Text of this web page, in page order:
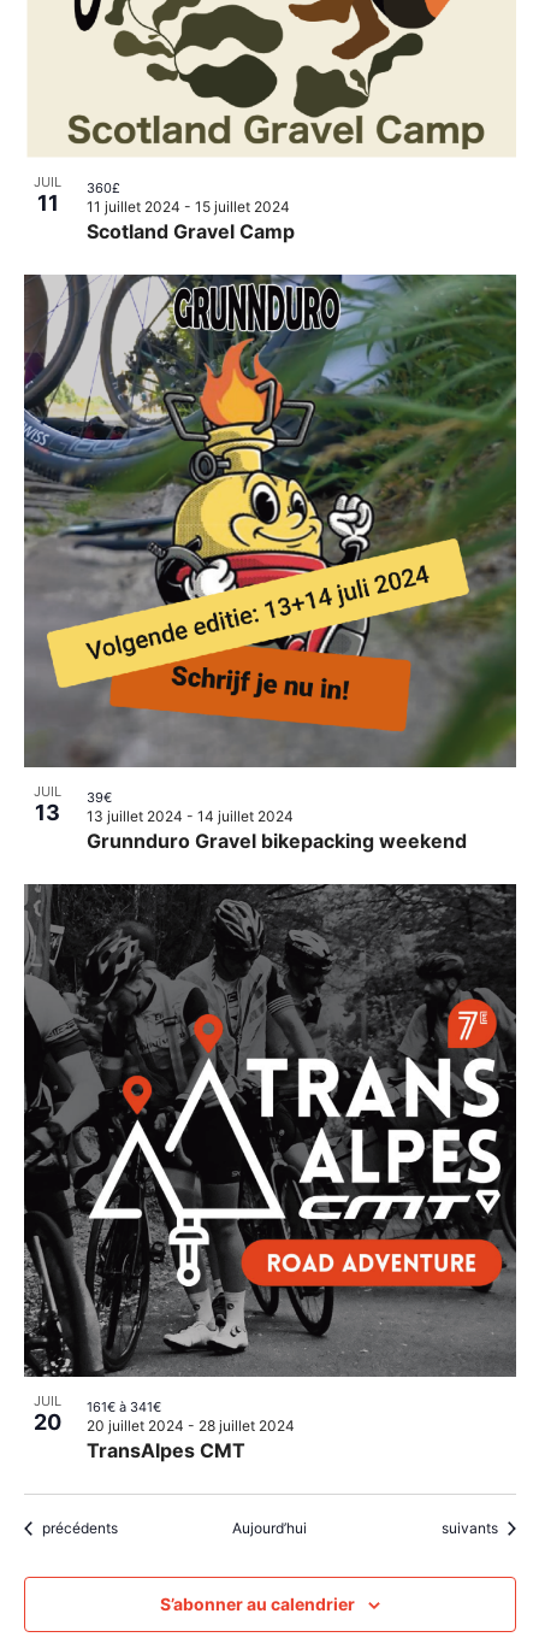
JUIL
11
Scotland Gravel Camp
11 juillet 2024 - 15 juillet 2024
360£
JUIL
13
Grunnduro Gravel bikepacking weekend
13 juillet 2024 - 14 juillet 2024
39€
JUIL
20
TransAlpes CMT
20 juillet 2024 - 28 juillet 2024
161€ à 341€
Évènements
précédents Aujourd’hui Évènements
suivants
S’abonner au calendrier